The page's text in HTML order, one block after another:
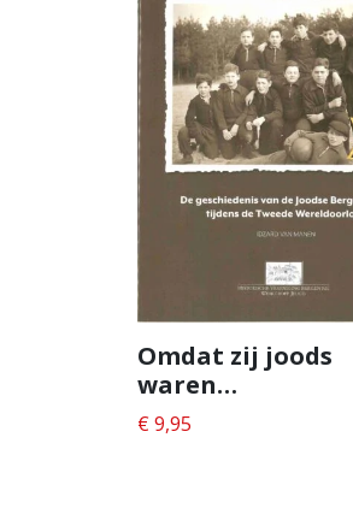
Omdat zij joods
waren…
€ 9,95